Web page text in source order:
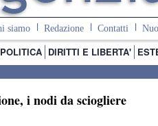
siamo Redazione Contatti
POLITICA DIRITTI E LIBERTA'
i nodi da sciogliere